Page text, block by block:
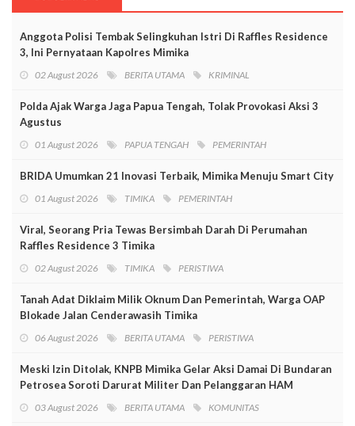
Anggota Polisi Tembak Selingkuhan Istri Di Raffles Residence
3, Ini Pernyataan Kapolres Mimika
02 August 2026 BERITA UTAMA KRIMINAL
Polda Ajak Warga Jaga Papua Tengah, Tolak Provokasi Aksi 3
Agustus
01 August 2026 PAPUA TENGAH PEMERINTAH
BRIDA Umumkan 21 Inovasi Terbaik, Mimika Menuju Smart City
01 August 2026 TIMIKA PEMERINTAH
Viral, Seorang Pria Tewas Bersimbah Darah Di Perumahan
Raffles Residence 3 Timika
02 August 2026 TIMIKA PERISTIWA
Tanah Adat Diklaim Milik Oknum Dan Pemerintah, Warga OAP
Blokade Jalan Cenderawasih Timika
06 August 2026 BERITA UTAMA PERISTIWA
Meski Izin Ditolak, KNPB Mimika Gelar Aksi Damai Di Bundaran
Petrosea Soroti Darurat Militer Dan Pelanggaran HAM
03 August 2026 BERITA UTAMA KOMUNITAS